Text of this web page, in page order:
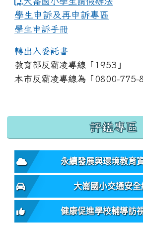
學生申訴及再申訴專區
學生申訴手冊
轉出入委託書
教育部反霸凌專線「1953」
本市反霸凌專線為「0800-775-
:::
評鑑專區
永續發展與環境教育
大崙國小交通安全
健康促進學校輔導訪